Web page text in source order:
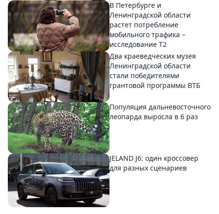
В Петербурге и
Ленинградской области
растет потребление
мобильного трафика –
исследование T2
Два краеведческих музея
Ленинградской области
стали победителями
грантовой программы ВТБ
Популяция дальневосточного
леопарда выросла в 6 раз
JELAND J6: один кроссовер
для разных сценариев